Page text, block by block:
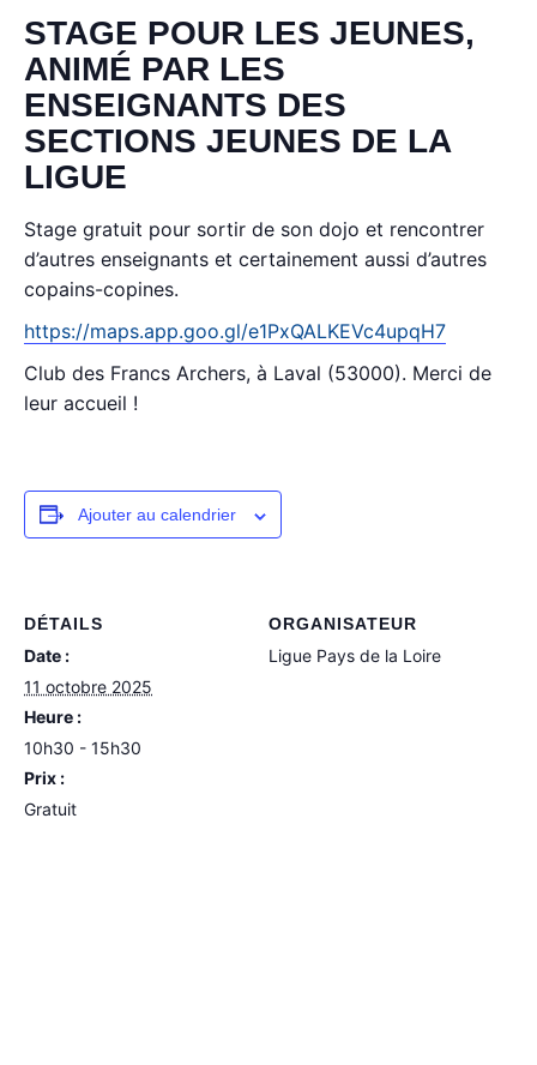
STAGE POUR LES JEUNES,
ANIMÉ PAR LES
ENSEIGNANTS DES
SECTIONS JEUNES DE LA
LIGUE
Stage gratuit pour sortir de son dojo et rencontrer
d’autres enseignants et certainement aussi d’autres
copains-copines.
https://maps.app.goo.gl/e1PxQALKEVc4upqH7
Club des Francs Archers, à Laval (53000). Merci de
leur accueil !
Ajouter au calendrier
DÉTAILS
Date :
11 octobre 2025
Heure :
10h30 - 15h30
Prix :
Gratuit
ORGANISATEUR
Ligue Pays de la Loire